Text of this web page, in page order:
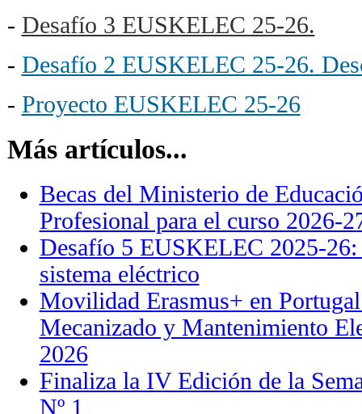
- Desafío 3 EUSKELEC 25-26.
- Desafío 2 EUSKELEC 25-26.
- Proyecto EUSKELEC 25-26
Más artículos...
Becas del Ministerio de
Profesional para el curso 2026-
Desafío 5 EUSKELEC 2025-
sistema eléctrico
Movilidad Erasmus+ en
Mecanizado y Mantenimiento
2026
Finaliza la IV Edición de la
Nº 1